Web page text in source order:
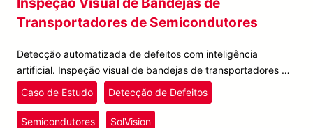
Transportadores de Semicondutores
Detecção automatizada de defeitos com inteligência
artificial. Inspeção visual de bandejas de transportadores de
semicondutores.
Caso de Estudo Detecção de Defeitos
Semicondutores SolVision